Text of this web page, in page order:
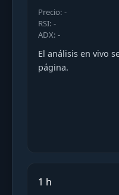
Precio: -
RSI: -
ADX: -
El análisis en vivo
página.
1 h